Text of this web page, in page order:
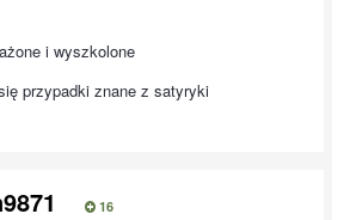
i wyszkolone
przypadki znane z satyryki
16